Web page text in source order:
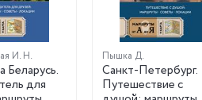
И. Н.
Беларусь.
для
Пышка Д.
Санкт-Петербург.
Путешествие с